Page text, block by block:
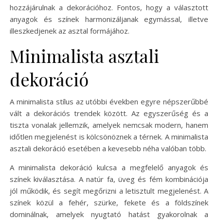
hozzájárulnak a dekorációhoz. Fontos, hogy a választott
anyagok és színek harmonizáljanak egymással, illetve
illeszkedjenek az asztal formájához.
Minimalista asztali
dekoráció
A minimalista stílus az utóbbi években egyre népszerűbbé
vált a dekorációs trendek között. Az egyszerűség és a
tiszta vonalak jellemzik, amelyek nemcsak modern, hanem
időtlen megjelenést is kölcsönöznek a térnek. A minimalista
asztali dekoráció esetében a kevesebb néha valóban több.
A minimalista dekoráció kulcsa a megfelelő anyagok és
színek kiválasztása. A natúr fa, üveg és fém kombinációja
jól működik, és segít megőrizni a letisztult megjelenést. A
színek közül a fehér, szürke, fekete és a földszínek
dominálnak, amelyek nyugtató hatást gyakorolnak a